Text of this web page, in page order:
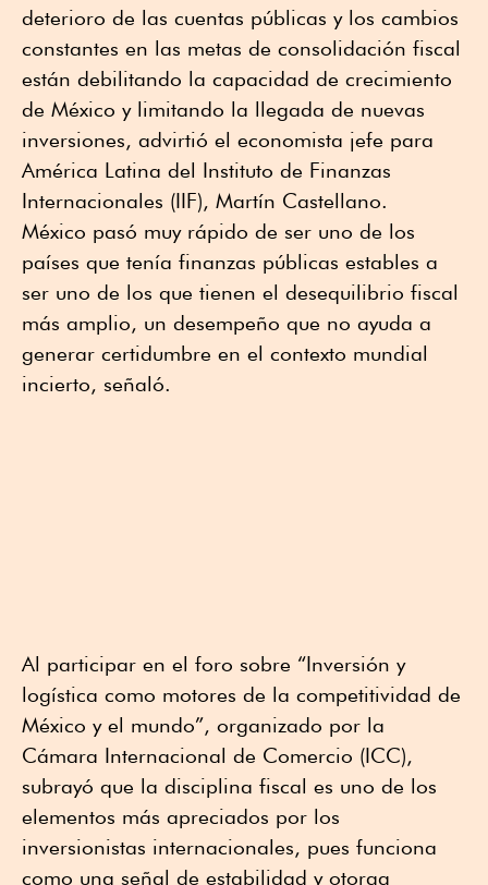
deterioro de las cuentas públicas y los cambios
constantes en las metas de consolidación fiscal
están debilitando la capacidad de crecimiento
de México y limitando la llegada de nuevas
inversiones, advirtió el economista jefe para
América Latina del Instituto de Finanzas
Internacionales (IIF), Martín Castellano.
México pasó muy rápido de ser uno de los
países que tenía finanzas públicas estables a
ser uno de los que tienen el desequilibrio fiscal
más amplio, un desempeño que no ayuda a
generar certidumbre en el contexto mundial
incierto, señaló.
Al participar en el foro sobre “Inversión y
logística como motores de la competitividad de
México y el mundo”, organizado por la
Cámara Internacional de Comercio (ICC),
subrayó que la disciplina fiscal es uno de los
elementos más apreciados por los
inversionistas internacionales, pues funciona
como una señal de estabilidad y otorga